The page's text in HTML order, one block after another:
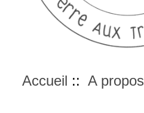
Accueil :: A propos